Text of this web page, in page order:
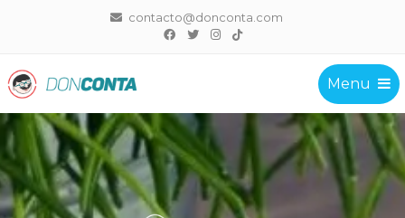
contacto@donconta.com
DonConta
Menu